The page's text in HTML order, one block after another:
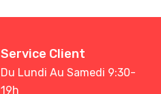
Service Client
Du Lundi Au Samedi 9:30-
19h